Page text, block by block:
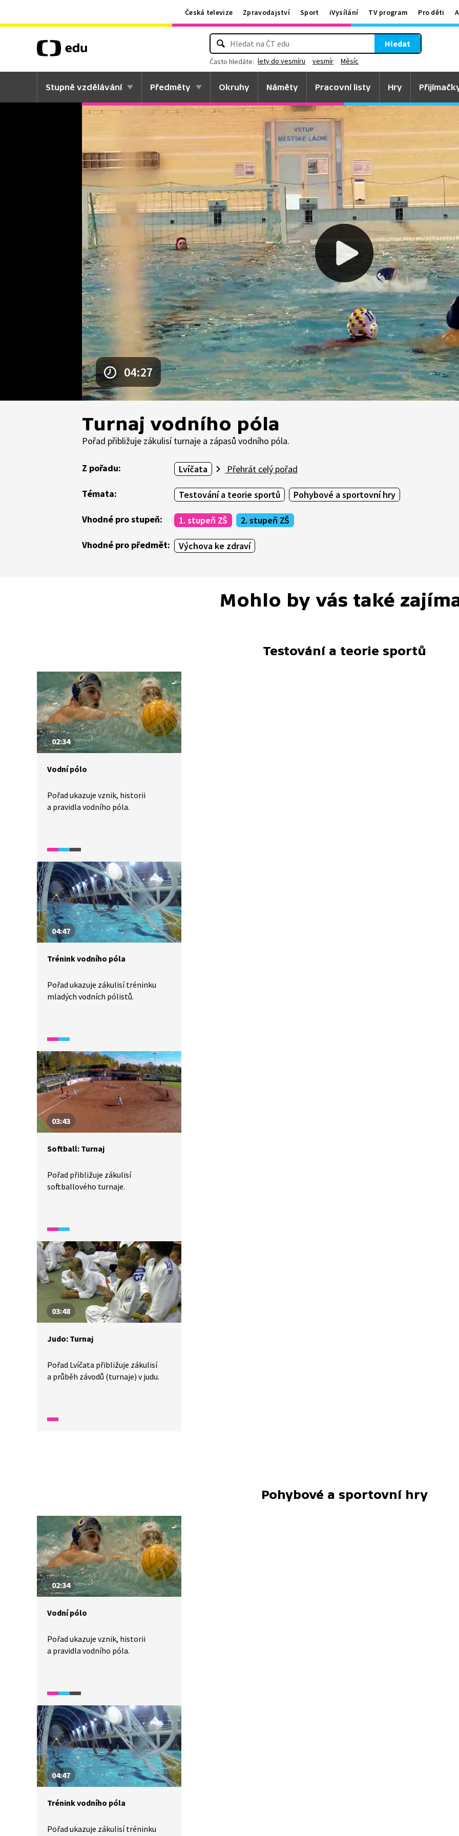
Česká televize Zpravodajství Sport iVysílání TV program Pro děti
Hledat
Často hledáte: lety do vesmíru vesmír Měsíc
Stupně vzdělávání Předměty Okruhy Náměty Pracovní listy Hry
04:27
Turnaj vodního póla
Pořad přibližuje zákulisí turnaje a zápasů vodního póla.
Z pořadu: Lvíčata Přehrát celý pořad
Témata: Testování a teorie sportů Pohybové a sportovní hry
Vhodné pro stupeň: 1. stupeň ZŠ 2. stupeň ZŠ
Vhodné pro předmět: Výchova ke zdraví
Mohlo by vás také
Testování a teorie sportů
02:34
Vodní pólo
Pořad ukazuje vznik, historii
a pravidla vodního póla.
04:47
Trénink vodního póla
Pořad ukazuje zákulisí tréninku
mladých vodních pólistů.
03:43
Softball: Turnaj
Pořad přibližuje zákulisí
softballového turnaje.
03:48
Judo: Turnaj
Pořad Lvíčata přibližuje zákulisí
a průběh závodů (turnaje) v judu.
Pohybové a sportovní hry
02:34
Vodní pólo
Pořad ukazuje vznik, historii
a pravidla vodního póla.
04:47
Trénink vodního póla
Pořad ukazuje zákulisí tréninku